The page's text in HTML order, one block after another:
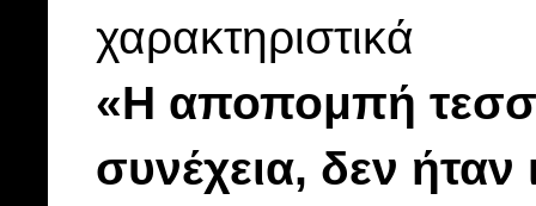
χαρακτηριστικά
«Η αποπομπή
συνέχεια, δεν ήταν